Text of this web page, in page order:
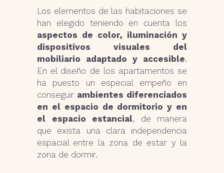
Los elementos de las habitaciones se
han elegido teniendo en cuenta los
aspectos de color, iluminación y
dispositivos visuales del
mobiliario adaptado y accesible.
En el diseño de los apartamentos se
ha puesto un especial empeño en
conseguir ambientes diferenciados
en el espacio de dormitorio y en
el espacio estancial, de manera
que exista una clara independencia
espacial entre la zona de estar y la
zona de dormir.